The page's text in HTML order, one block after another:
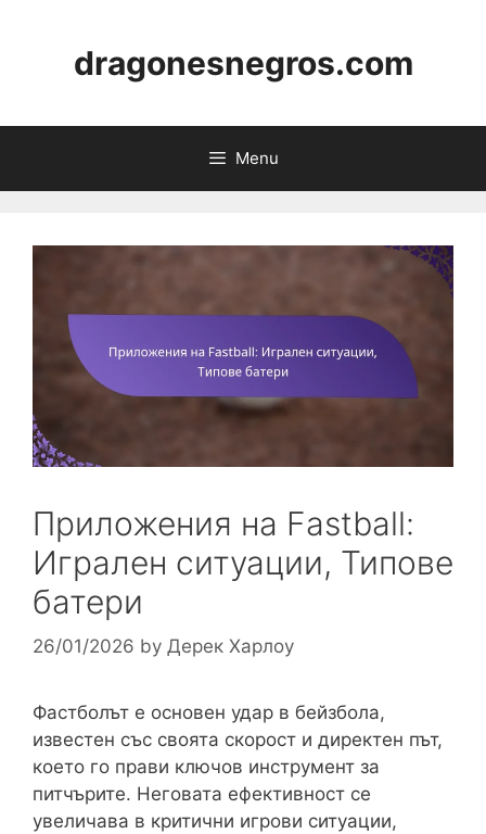
dragonesnegros.com
Menu
Приложения на Fastball:
Игрален ситуации, Типове
батери
26/01/2026 by Дерек Харлоу
Фастболът е основен удар в бейзбола,
известен със своята скорост и директен път,
което го прави ключов инструмент за
питчърите. Неговата ефективност се
увеличава в критични игрови ситуации,